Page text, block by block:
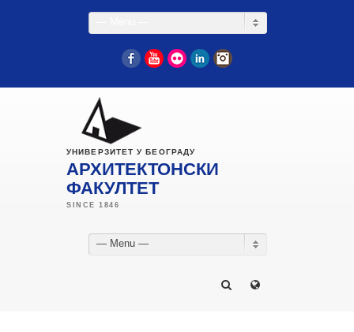
FacebookYouTube
Flickr LinkedIn
УНИВЕРЗИТЕТ У БЕОГРАДУ
АРХИТЕКТОНСКИ
ФАКУЛТЕТ
— Menu —